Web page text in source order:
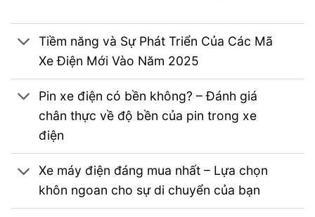
Tiềm năng và Sự Phát Triển Của Các Mã
Xe Điện Mới Vào Năm 2025
Pin xe điện có bền không? – Đánh giá
chân thực về độ bền của pin trong xe
điện
Xe máy điện đáng mua nhất – Lựa chọn
khôn ngoan cho sự di chuyển của bạn